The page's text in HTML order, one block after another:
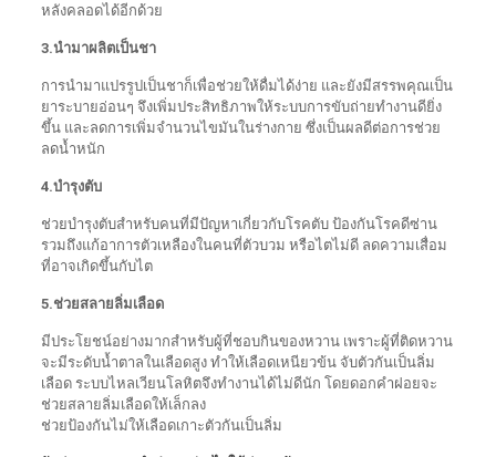
หลังคลอดได้อีกด้วย
3.นำมาผลิตเป็นชา
การนำมาแปรรูปเป็นชาก็เพื่อช่วยให้ดื่มได้ง่าย และยังมีสรรพคุณเป็น
ยาระบายอ่อนๆ จึงเพิ่มประสิทธิภาพให้ระบบการขับถ่ายทำงานดียิ่ง
ขึ้น และลดการเพิ่มจำนวนไขมันในร่างกาย ซึ่งเป็นผลดีต่อการช่วย
ลดน้ำหนัก
4.บำรุงตับ
ช่วยบำรุงตับสำหรับคนที่มีปัญหาเกี่ยวกับโรคตับ ป้องกันโรคดีซ่าน
รวมถึงแก้อาการตัวเหลืองในคนที่ตัวบวม หรือไตไม่ดี ลดความเสื่อม
ที่อาจเกิดขึ้นกับไต
5.ช่วยสลายลิ่มเลือด
มีประโยชน์อย่างมากสำหรับผู้ที่ชอบกินของหวาน เพราะผู้ที่ติดหวาน
จะมีระดับน้ำตาลในเลือดสูง ทำให้เลือดเหนียวข้น จับตัวกันเป็นลิ่ม
เลือด ระบบไหลเวียนโลหิตจึงทำงานได้ไม่ดีนัก โดยดอกคำฝอยจะ
ช่วยสลายลิ่มเลือดให้เล็กลง
ช่วยป้องกันไม่ให้เลือดเกาะตัวกันเป็นลิ่ม